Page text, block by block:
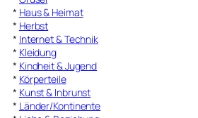
* Haus & Heimat
* Herbst
* Internet & Technik
* Kleidung
* Kindheit & Jugend
* Körperteile
* Kunst & Inbrunst
* Länder/Kontinente